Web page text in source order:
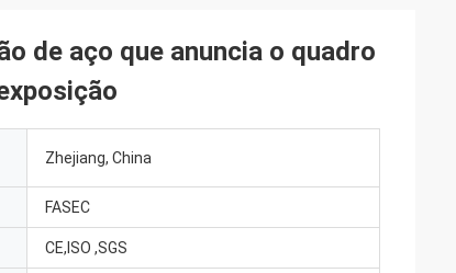
de aço que anuncia o quadro
Zhejiang, China
FASEC
CE,ISO ,SGS